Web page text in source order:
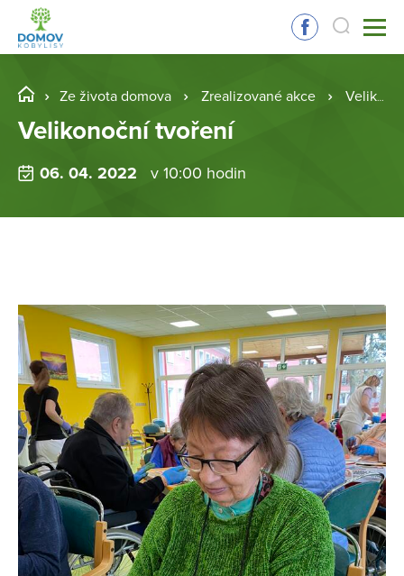
Ze života domova Zrealizované akce Velikonoční tvoření
Velikonoční tvoření
06. 04. 2022 v 10:00 hodin